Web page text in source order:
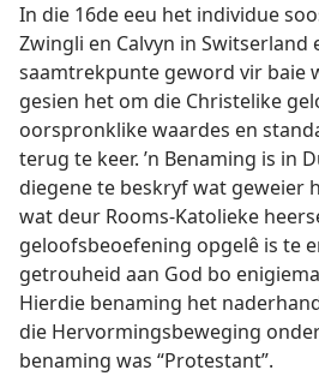
In die 16de eeu het individue
Zwingli en Calvyn in Switserland
saamtrekpunte geword vir baie
gesien het om die Christelike
oorspronklike waardes en
terug te keer. ’n Benaming is in
diegene te beskryf wat geweier
wat deur Rooms-Katolieke
geloofsbeoefening opgelê is te
getrouheid aan God bo
Hierdie benaming het
die Hervormingsbeweging
benaming was “Protestant”.